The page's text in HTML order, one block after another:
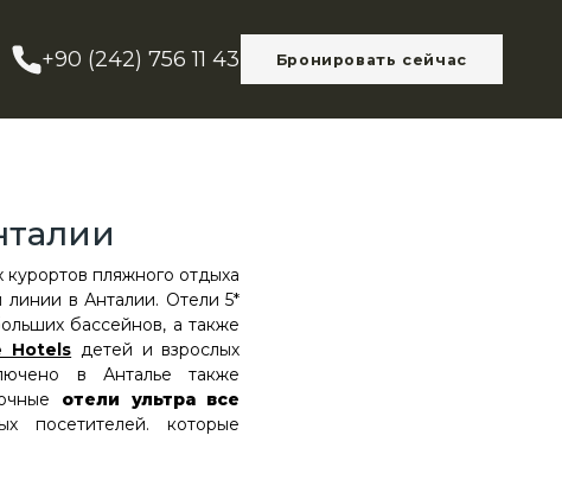
+90 (242) 756 11 43 Бронировать сейчас
пляжного отдыха
в Анталии. Отели 5*
бассейнов, а также
Hotels детей и взрослых
в Анталье также
отели ультра все
посетителей. которые